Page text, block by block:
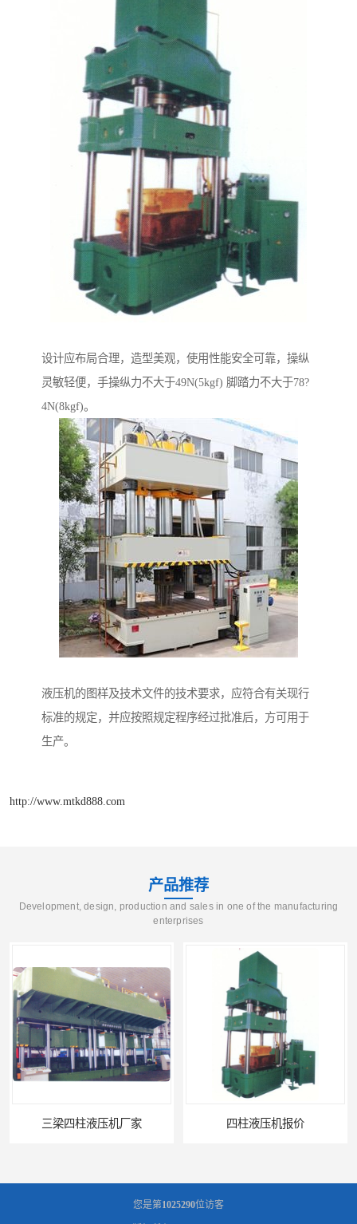
设计应布局合理，造型美观，使用性能安全可靠，操纵
灵敏轻便，手操纵力不大于49N(5kgf) 脚踏力不大于78?
4N(8kgf)。
液压机的图样及技术文件的技术要求，应符合有关现行
标准的规定，并应按照规定程序经过批准后，方可用于
生产。
http://www.mtkd888.com
产品推荐
Development, design, production and sales in one of the manufacturing
enterprises
三梁四柱液压机厂家 四柱液压机报价
您是第1025290位访客